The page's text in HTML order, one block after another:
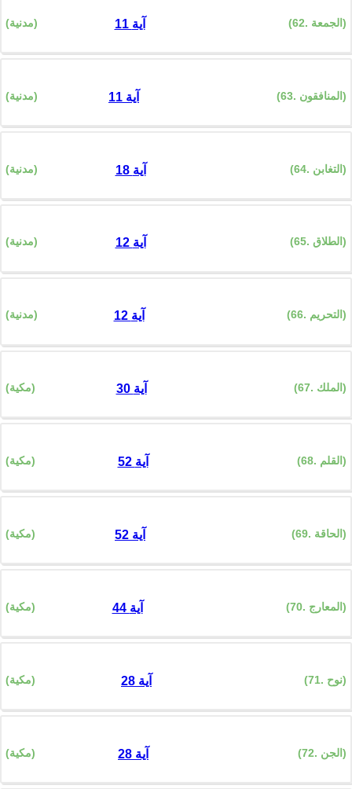
(62. الجمعة) (مدنية) 11 آية
(63. المنافقون) (مدنية) 11 آية
(64. التغابن) (مدنية) 18 آية
(65. الطلاق) (مدنية) 12 آية
(66. التحريم) (مدنية) 12 آية
(67. الملك) (مكية) 30 آية
(68. القلم) (مكية) 52 آية
(69. الحاقة) (مكية) 52 آية
(70. المعارج) (مكية) 44 آية
(71. نوح) (مكية) 28 آية
(72. الجن) (مكية) 28 آية